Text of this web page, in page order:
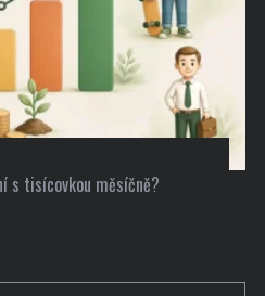
s tisícovkou měsíčně?